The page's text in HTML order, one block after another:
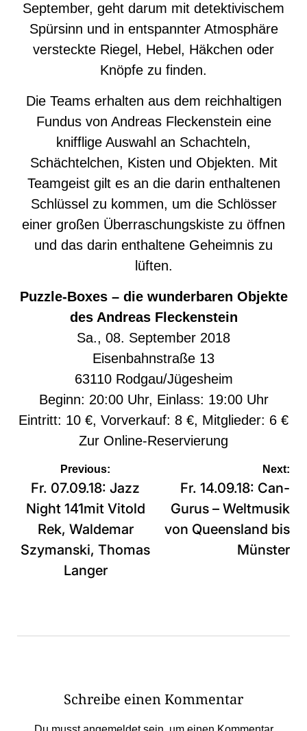
September, geht darum mit detektivischem
Spürsinn und in entspannter Atmosphäre
versteckte Riegel, Hebel, Häkchen oder
Knöpfe zu finden.
Die Teams erhalten aus dem reichhaltigen
Fundus von Andreas Fleckenstein eine
knifflige Auswahl an Schachteln,
Schächtelchen, Kisten und Objekten. Mit
Teamgeist gilt es an die darin enthaltenen
Schlüssel zu kommen, um die Schlösser
einer großen Überraschungskiste zu öffnen
und das darin enthaltene Geheimnis zu
lüften.
Puzzle-Boxes – die wunderbaren Objekte
des Andreas Fleckenstein
Sa., 08. September 2018
Eisenbahnstraße 13
63110 Rodgau/Jügesheim
Beginn: 20:00 Uhr, Einlass: 19:00 Uhr
Eintritt: 10 €, Vorverkauf: 8 €, Mitglieder: 6 €
Zur Online-Reservierung
Beitragsnavigation
Previous:
Fr. 07.09.18: Jazz
Night 141mit Vitold
Rek, Waldemar
Szymanski, Thomas
Langer
Next:
Fr. 14.09.18: Can-
Gurus – Weltmusik
von Queensland bis
Münster
Schreibe einen Kommentar